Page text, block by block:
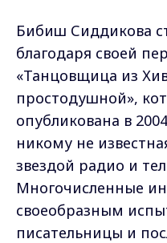
Бибиш Сиддикова
благодаря своей
«Танцовщица из
простодушной»,
опубликована в
никому не
звездой радио и
Многочисленные
своеобразным
писательницы и